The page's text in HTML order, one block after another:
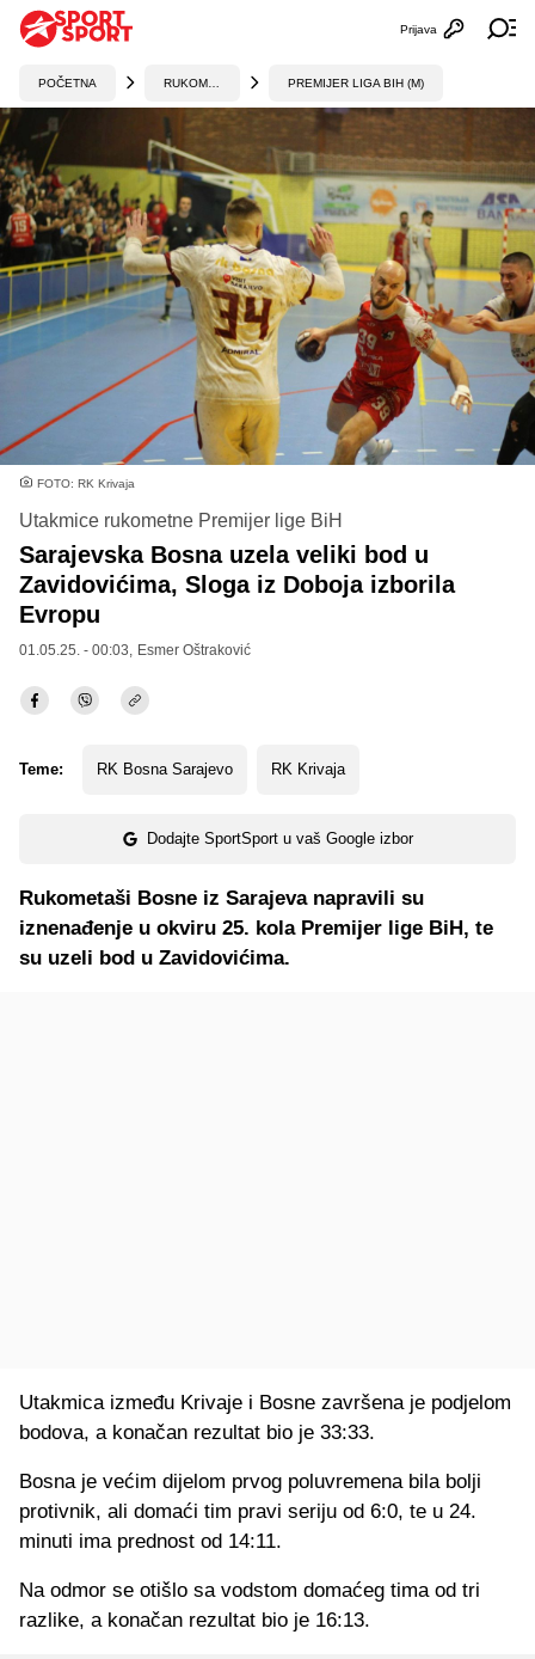
Otvori
Prijava
POČETNA PREMIJER LIGA BIH (M)
FOTO: RK Krivaja
Utakmice rukometne Premijer lige BiH
Sarajevska Bosna uzela veliki bod u
Zavidovićima, Sloga iz Doboja izborila
Evropu
01.05.25. - 00:03, Esmer Oštraković
Teme: RK Bosna Sarajevo RK Krivaja
Dodajte SportSport u vaš Google izbor
Rukometaši Bosne iz Sarajeva napravili su
iznenađenje u okviru 25. kola Premijer lige BiH, te
su uzeli bod u Zavidovićima.
Utakmica između Krivaje i Bosne završena je podjelom
bodova, a konačan rezultat bio je 33:33.
Bosna je većim dijelom prvog poluvremena bila bolji
protivnik, ali domaći tim pravi seriju od 6:0, te u 24.
minuti ima prednost od 14:11.
Na odmor se otišlo sa vodstom domaćeg tima od tri
razlike, a konačan rezultat bio je 16:13.